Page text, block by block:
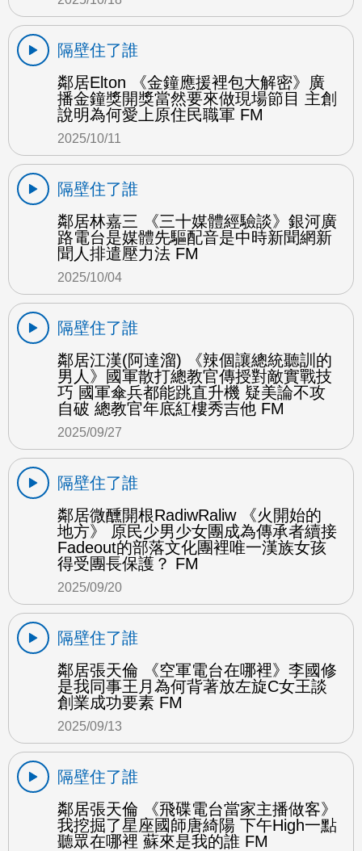
隔壁住了誰
鄰居Elton 《金鐘應援裡包大解密》廣
播金鐘獎開獎當然要來做現場節目 主創
說明為何愛上原住民職軍 FM
2025/10/11
隔壁住了誰
鄰居林嘉三 《三十媒體經驗談》銀河廣
路電台是媒體先驅配音是中時新聞網新
聞人排遣壓力法 FM
2025/10/04
隔壁住了誰
鄰居江漢(阿達溜) 《辣個讓總統聽訓的
男人》國軍散打總教官傳授對敵實戰技
巧 國軍傘兵都能跳直升機 疑美論不攻
自破 總教官年底紅樓秀吉他 FM
2025/09/27
隔壁住了誰
鄰居微醺開根RadiwRaliw 《火開始的
地方》 原民少男少女團成為傳承者續接
Fadeout的部落文化團裡唯一漢族女孩
得受團長保護？ FM
2025/09/20
隔壁住了誰
鄰居張天倫 《空軍電台在哪裡》李國修
是我同事王月為何背著放左旋C女王談
創業成功要素 FM
2025/09/13
隔壁住了誰
鄰居張天倫 《飛碟電台當家主播做客》
我挖掘了星座國師唐綺陽 下午High一點
聽眾在哪裡 蘇來是我的誰 FM